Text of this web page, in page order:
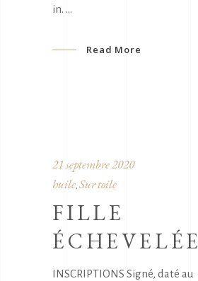
in.
Read More
21 septembre 2020
huile, Sur toile
FILLE
ÉCHEVELÉE
INSCRIPTIONS Signé, daté au